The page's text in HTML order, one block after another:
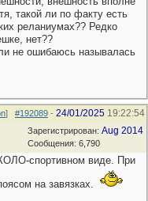
такой ли по факту есть
реланиумах?? Редко
нет??
не ошибаюсь называлась
#192089 - 24/01/2025 19:22:54
]
Зарегистрирован: Aug 2014
Сообщения: 6,790
спортивном виде. При
на завязках.